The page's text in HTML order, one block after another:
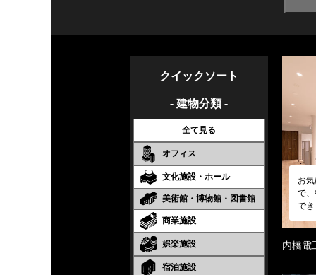
クイックソート
- 建物分類 -
全て見る
オフィス
文化施設・ホール
美術館・博物館・図書館
商業施設
娯楽施設
宿泊施設
お
で
で
内橋電